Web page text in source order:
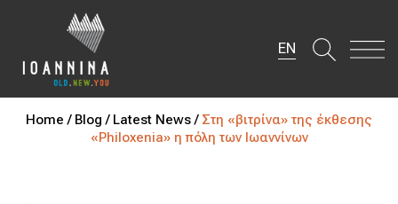
EN
Home / Blog / Latest News / Στη «βιτρίνα» της έκθεσης
«Philoxenia» η πόλη των Ιωαννίνων